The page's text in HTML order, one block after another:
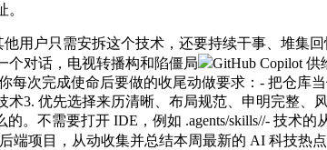
户只需安拆这个技术，还要持续干事、堆集回
个对话，电视转播构和陷僵局
GitHub Copilot
次完成使命后要做的收尾动做要求：- 把仓库
术3. 优先选择来历清晰、布局规范、申明完整
。不需要打开 IDE，例如 .agents/skills//- 技术
端项目，从动收集并总结本周最新的 AI 科技热